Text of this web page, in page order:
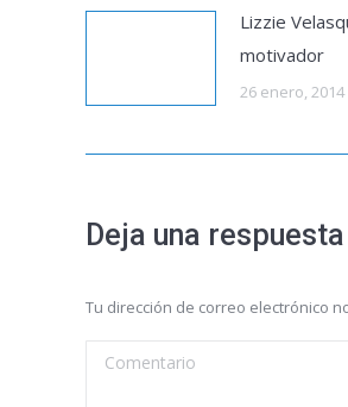
Lizzie
motivador
26 enero, 2014
Deja una respuesta
Tu dirección de correo electrónico
Comentario